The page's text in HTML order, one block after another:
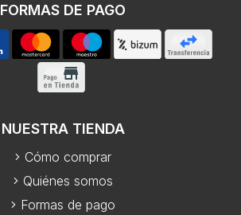
FORMAS DE PAGO
NUESTRA TIENDA
Cómo comprar
Quiénes somos
Formas de pago